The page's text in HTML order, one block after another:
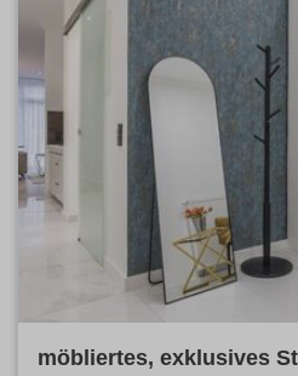
möbliertes, exklusives